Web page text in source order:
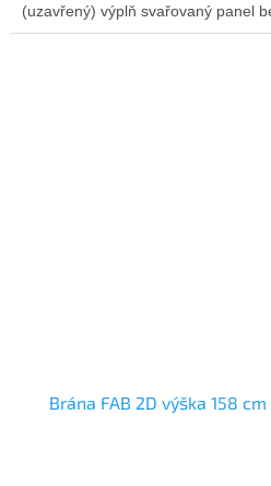
(uzavřený) výplň svařovaný panel
Brána FAB 2D výška 158